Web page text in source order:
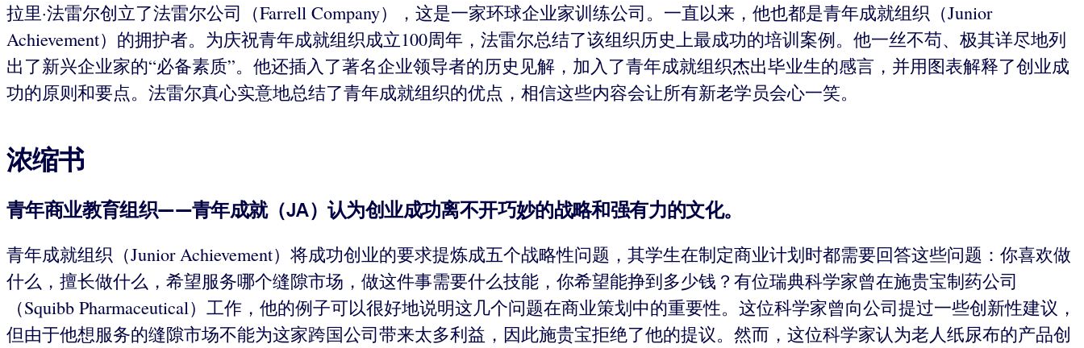
拉里·法雷尔创立了法雷尔公司（Farrell Company），这是一家环球企业家训练公司。一直以来，他也都是青年成就组织（Junior
Achievement）的拥护者。为庆祝青年成就组织成立100周年，法雷尔总结了该组织历史上最成功的培训案例。他一丝不苟、极其详尽地列
出了新兴企业家的“必备素质”。他还插入了著名企业领导者的历史见解，加入了青年成就组织杰出毕业生的感言，并用图表解释了创业成
功的原则和要点。法雷尔真心实意地总结了青年成就组织的优点，相信这些内容会让所有新老学员会心一笑。
浓缩书
青年商业教育组织——青年成就（JA）认为创业成功离不开巧妙的战略和强有力的文化。
青年成就组织（Junior Achievement）将成功创业的要求提炼成五个战略性问题，其学生在制定商业计划时都需要回答这些问题：你喜欢做
什么，擅长做什么，希望服务哪个缝隙市场，做这件事需要什么技能，你希望能挣到多少钱？有位瑞典科学家曾在施贵宝制药公司
（Squibb Pharmaceutical）工作，他的例子可以很好地说明这几个问题在商业策划中的重要性。这位科学家曾向公司提过一些创新性建议，
但由于他想服务的缝隙市场不能为这家跨国公司带来太多利益，因此施贵宝拒绝了他的提议。然而，这位科学家认为老人纸尿布的产品创